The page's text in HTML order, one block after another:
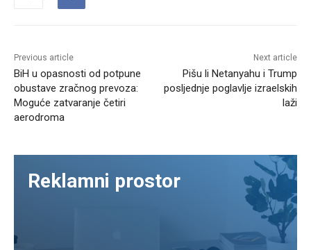
Previous article
BiH u opasnosti od potpune
obustave zračnog prevoza:
Moguće zatvaranje četiri
aerodroma
Next article
Pišu li Netanyahu i Trump
posljednje poglavlje izraelskih
laži
Reklamni prostor